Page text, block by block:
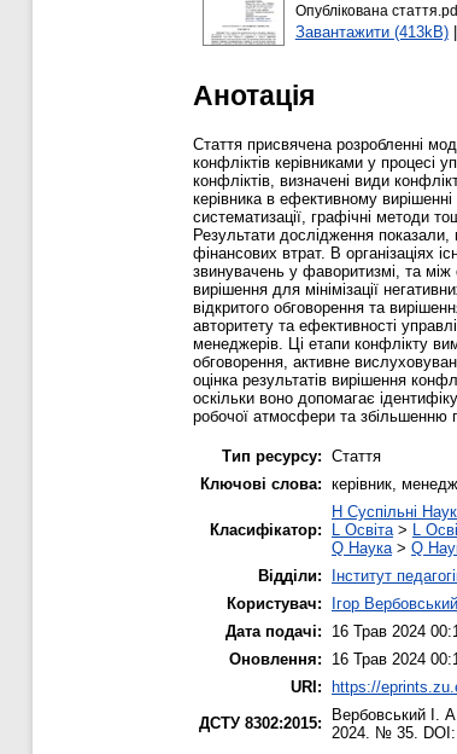
Опублікована
Завантажити (413kB)|
Анотація
Стаття присвячена розробленні
конфліктів керівниками у процесі
конфліктів, визначені види
керівника в ефективному
систематизації, графічні методи
Результати дослідження показали,
фінансових втрат. В організаціях
звинувачень у фаворитизмі, та між
вирішення для мінімізації
відкритого обговорення та
авторитету та ефективності
менеджерів. Ці етапи конфлікту
обговорення, активне
оцінка результатів вирішення
оскільки воно допомагає
робочої атмосфери та збільшенню
Тип ресурсу: Стаття
Ключові слова: керівник,
Класифікатор:
H Суспільні
L Освіта > L
Q Наука > Q
Відділи:
Інститут
Користувач:
Ігор Вербовський
Дата подачі:
16 Трав 2024
Оновлення:
16 Трав 2024
URI: https://
ДСТУ 8302:2015:
Вербовський І. А.
2024. № 35. DOI: